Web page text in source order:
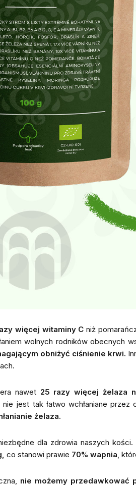
więcej witaminy C niż
wolnych rodników obecnych
obniżyć ciśnienie krwi.
nawet 25 razy więcej żelaza
nie jest tak łatwo wchłaniane
żelaza.
dla zdrowia naszych
co stanowi prawie 70% wapnia ,
nie możemy przedawkować